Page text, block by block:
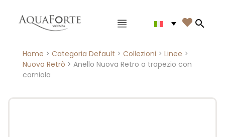
Menù principale 
Home > Categoria Default > Collezioni > Linee >
Nuova Retrò > Anello Nuova Retro a trapezio con
corniola